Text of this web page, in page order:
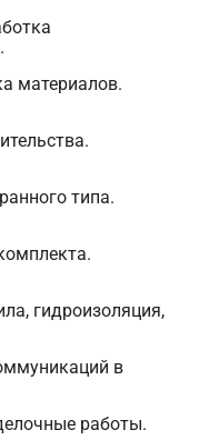
материалов.
типа.
гидроизоляция,
в
работы.